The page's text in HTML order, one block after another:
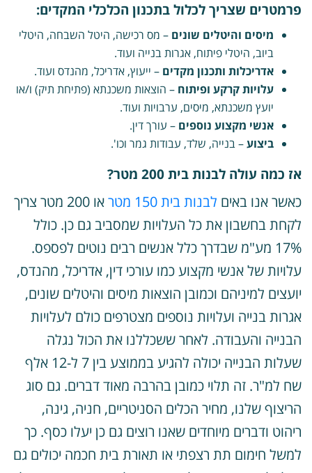
שצריך לכלול בתכנון הכלכלי המקדים:
מיסים והיטלים שונים– מס רכישה, היטל השבחה, היטלי
ביוב, היטלי פיתוח, אגרות בנייה ועוד.
אדריכלות ותכנון מקדים– ייעוץ, אדריכל, מהנדס ועוד.
עלויות קרקע ופיתוח– הוצאות משכנתא (פתיחת תיק) ו/או
יועץ משכנתא, מיסים, ערבויות ועוד.
אנשי מקצוע נוספים– עורך דין.
ביצוע– בנייה, שלד, עבודות גמר וכו'.
כמה עולה לבנות בית 200 מטר?
אנו באיםלבנות בית 150 מטר
או 200 מטר צריך
בחשבון את כל העלויות שמסביב גם כן. כולל
17% מע"מ שבדרך כלל אנשים רבים נוטים לפספס.
של אנשי מקצוע כמו עורכי דין, אדריכל, מהנדס,
למיניהם וכמובן הוצאות מיסים והיטלים שונים,
בנייה ועלויות נוספים מצטרפים כולם לעלויות
והעבודה. לאחר ששכללנו את הכול נגלה
שעלות הבנייה יכולה להגיע בממוצע בין 7 ל-12 אלף
למ"ר. זה תלוי כמובן בהרבה מאוד דברים. גם סוג
שלנו, מחיר הכלים הסניטריים, חניה, גינה,
ודברים מיוחדים שאנו רוצים גם כן יעלו כסף. כך
חימום תת רצפתי או תאורת בית חכמה יכולים גם